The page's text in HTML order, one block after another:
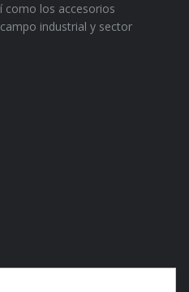
como los accesorios
industrial y sector